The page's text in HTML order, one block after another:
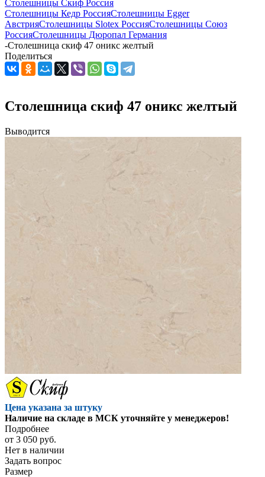
Столешницы Скиф Россия
Столешницы Кедр РоссияСтолешницы Egger
АвстрияСтолешницы Slotex РоссияСтолешницы Союз
РоссияСтолешницы Дюропал Германия
-Столешница скиф 47 оникс желтый
Поделиться
Столешница скиф 47 оникс желтый
Выводится
Цена указана за штуку
Наличие на складе в МСК уточняйте у менеджеров!
Подробнее
от 3 050 руб.
Нет в наличии
Задать вопрос
Размер